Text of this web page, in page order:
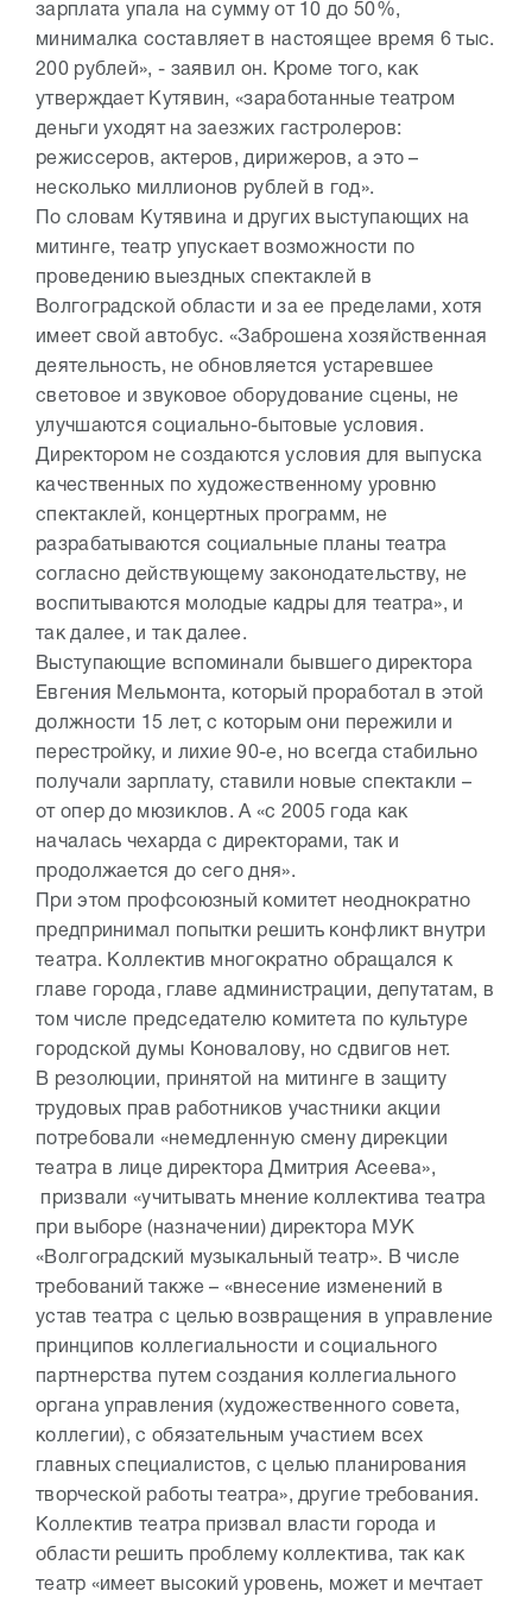
зарплата упала на сумму от 10 до 50%,
минималка составляет в настоящее время 6 тыс.
200 рублей», - заявил он. Кроме того, как
утверждает Кутявин, «заработанные театром
деньги уходят на заезжих гастролеров:
режиссеров, актеров, дирижеров, а это –
несколько миллионов рублей в год».
По словам Кутявина и других выступающих на
митинге, театр упускает возможности по
проведению выездных спектаклей в
Волгоградской области и за ее пределами, хотя
имеет свой автобус. «Заброшена хозяйственная
деятельность, не обновляется устаревшее
световое и звуковое оборудование сцены, не
улучшаются социально-бытовые условия.
Директором не создаются условия для выпуска
качественных по художественному уровню
спектаклей, концертных программ, не
разрабатываются социальные планы театра
согласно действующему законодательству, не
воспитываются молодые кадры для театра», и
так далее, и так далее.
Выступающие вспоминали бывшего директора
Евгения Мельмонта, который проработал в этой
должности 15 лет, с которым они пережили и
перестройку, и лихие 90-е, но всегда стабильно
получали зарплату, ставили новые спектакли –
от опер до мюзиклов. А «с 2005 года как
началась чехарда с директорами, так и
продолжается до сего дня».
При этом профсоюзный комитет неоднократно
предпринимал попытки решить конфликт внутри
театра. Коллектив многократно обращался к
главе города, главе администрации, депутатам, в
том числе председателю комитета по культуре
городской думы Коновалову, но сдвигов нет.
В резолюции, принятой на митинге в защиту
трудовых прав работников участники акции
потребовали «немедленную смену дирекции
театра в лице директора Дмитрия Асеева»,
призвали «учитывать мнение коллектива театра
при выборе (назначении) директора МУК
«Волгоградский музыкальный театр». В числе
требований также – «внесение изменений в
устав театра с целью возвращения в управление
принципов коллегиальности и социального
партнерства путем создания коллегиального
органа управления (художественного совета,
коллегии), с обязательным участием всех
главных специалистов, с целью планирования
творческой работы театра», другие требования.
Коллектив театра призвал власти города и
области решить проблему коллектива, так как
театр «имеет высокий уровень, может и мечтает